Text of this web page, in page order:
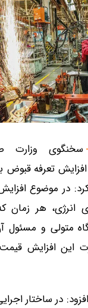
سخنگوی
تعرفه قبوض
در موضوع
انرژی، هر زمان
متولی و مسئول
این افزایش
در ساختار